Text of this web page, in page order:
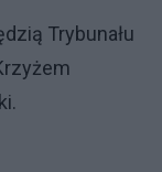
Trybunału